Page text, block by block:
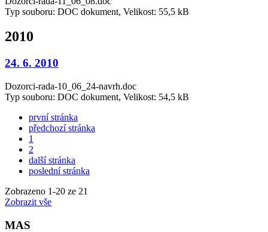
Typ souboru: DOC dokument, Velikost: 55,5 kB
2010
24. 6. 2010
Dozorci-rada-10_06_24-navrh.doc
Typ souboru: DOC dokument, Velikost: 54,5 kB
první stránka
předchozí stránka
1
2
další stránka
poslední stránka
Zobrazeno 1-20 ze 21
Zobrazit vše
MAS